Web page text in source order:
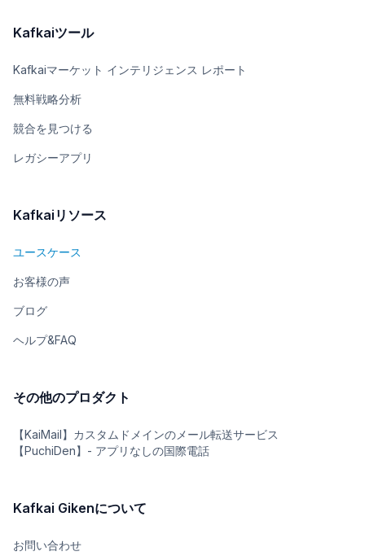
Kafkaiツール
Kafkaiマーケット インテリジェンス レポート
無料戦略分析
競合を見つける
レガシーアプリ
Kafkaiリソース
ユースケース
お客様の声
ブログ
ヘルプ&FAQ
その他のプロダクト
【KaiMail】カスタムドメインのメール転送サービス
【PuchiDen】- アプリなしの国際電話
Kafkai Gikenについて
お問い合わせ